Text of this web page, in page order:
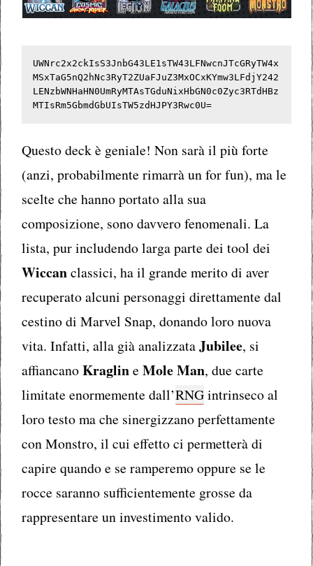
UWNrc2x2ckIsS3JnbG43LE1sTW43LFNwcnJTcGRyTW4x
MSxTaG5nQ2hNc3RyT2ZUaFJuZ3MxOCxKYmw3LFdjY242
LENzbWNHaHN0UmRyMTAsTGduNixHbGN0c0Zyc3RTdHBz
MTIsRm5GbmdGbUIsTW5zdHJPY3Rwc0U=
Questo deck è geniale! Non sarà il più forte
(anzi, probabilmente rimarrà un for fun), ma le
scelte che hanno portato alla sua
composizione, sono davvero fenomenali. La
lista, pur includendo larga parte dei tool dei
Wiccanclassici, ha il grande merito di aver
recuperato alcuni personaggi direttamente dal
cestino di Marvel Snap, donando loro nuova
vita. Infatti, alla già analizzataJubilee, si
affiancanoKraglineMole Man, due carte
limitate enormemente dall’RNGintrinseco al
loro testo ma che sinergizzano perfettamente
con Monstro, il cui effetto ci permetterà di
capire quando e se ramperemo oppure se le
rocce saranno sufficientemente grosse da
rappresentare un investimento valido.